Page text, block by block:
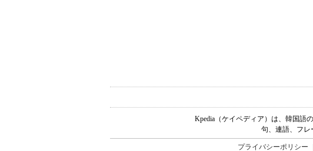
Kpedia（ケイペディア）は、韓国語
句、連語、フレ
プライバシーポリシー